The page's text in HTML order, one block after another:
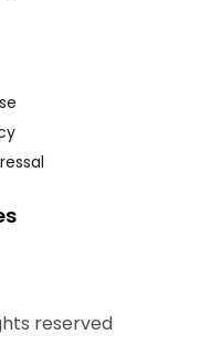
reserved